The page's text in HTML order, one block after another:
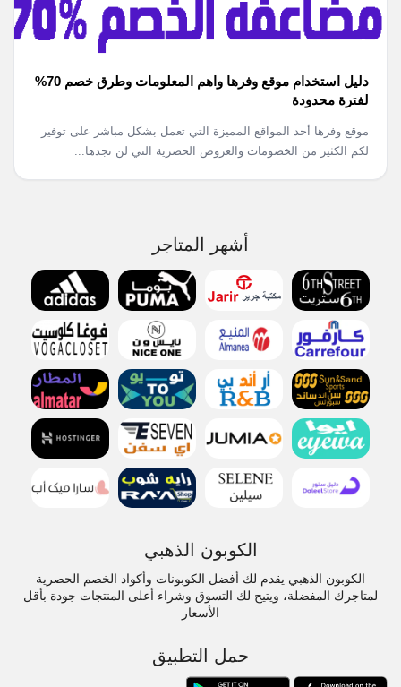
دليل استخدام موقع وفرها واهم المعلومات وطرق خصم 70%
لفترة محدودة
موقع وفرها أحد المواقع المميزة التي تعمل بشكل مباشر على توفير
لكم الكثير من الخصومات والعروض الحصرية التي لن تجدها...
أشهر المتاجر
الكوبون الذهبي
الكوبون الذهبي يقدم لك أفضل الكوبونات وأكواد الخصم الحصرية
لمتاجرك المفضلة، ويتيح لك التسوق وشراء أعلى المنتجات جودة بأقل
الأسعار
حمل التطبيق